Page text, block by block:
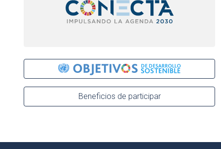
Beneficios de participar